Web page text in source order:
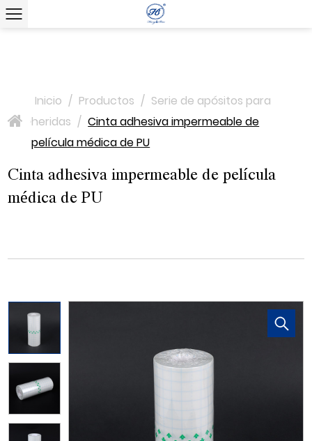
>
Inicio / Productos / Serie de apósitos para
heridas / Cinta adhesiva impermeable de
película médica de PU
Cinta adhesiva impermeable de película
médica de PU